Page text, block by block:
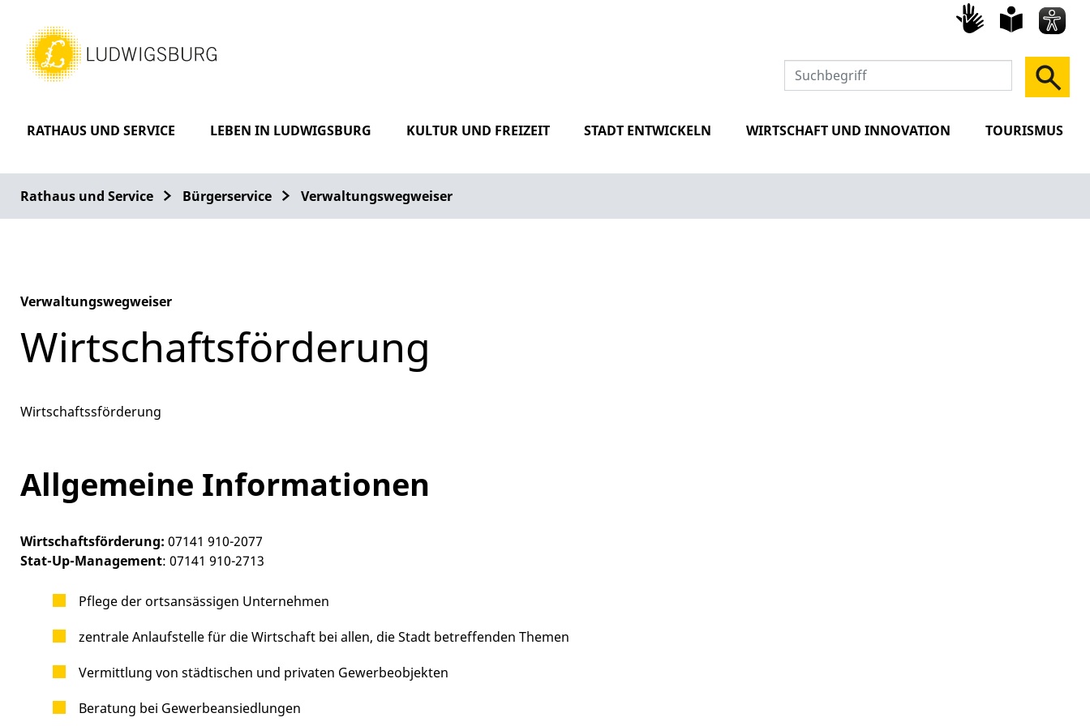
RATHAUS UND SERVICE LEBEN IN LUDWIGSBURG KULTUR UND FREIZEIT STADT ENTWICKELN WIRTSCHAFT UND INNOVATION TOURISMUS
Rathaus und Service Bürgerservice Verwaltungswegweiser
Verwaltungswegweiser
Wirtschaftsförderung
Wirtschaftssförderung
Allgemeine Informationen
Wirtschaftsförderung: 07141 910-2077
Stat-Up-Management: 07141 910-2713
Pflege der ortsansässigen Unternehmen
zentrale Anlaufstelle für die Wirtschaft bei allen, die Stadt betreffenden Themen
Vermittlung von städtischen und privaten Gewerbeobjekten
Beratung bei Gewerbeansiedlungen